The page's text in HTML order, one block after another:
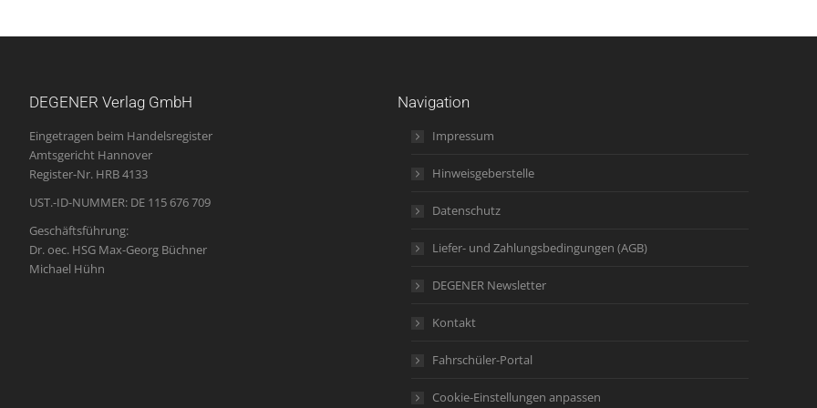
DEGENER Verlag GmbH
Eingetragen beim Handelsregister
Amtsgericht Hannover
Register-Nr. HRB 4133
UST.-ID-NUMMER: DE 115 676 709
Geschäftsführung:
Dr. oec. HSG Max-Georg Büchner
Michael Hühn
Navigation
Impressum
Hinweisgeberstelle
Datenschutz
Liefer- und Zahlungsbedingungen (AGB)
DEGENER Newsletter
Kontakt
Fahrschüler-Portal
Cookie-Einstellungen anpassen